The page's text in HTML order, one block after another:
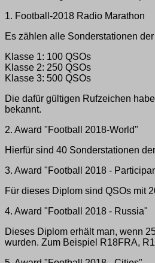
1. Football-2018 Radio Marathon
Es zählen alle Sonderstationen
Klasse 1: 100 QSOs
Klasse 2: 250 QSOs
Klasse 3: 500 QSOs
Die dafür gültigen Rufzeichen
bekannt.
2. Award "Football 2018-World"
Hierfür sind 40 Sonderstationen
3. Award "Football 2018 -
Für dieses Diplom sind QSOs mit
4. Award "Football 2018 - Russia"
Dieses Diplom erhält man, wenn
wurden. Zum Beispiel R18FRA,